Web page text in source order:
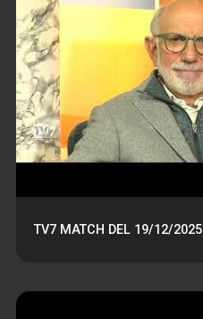
TV7 MATCH DEL 19/12/2025